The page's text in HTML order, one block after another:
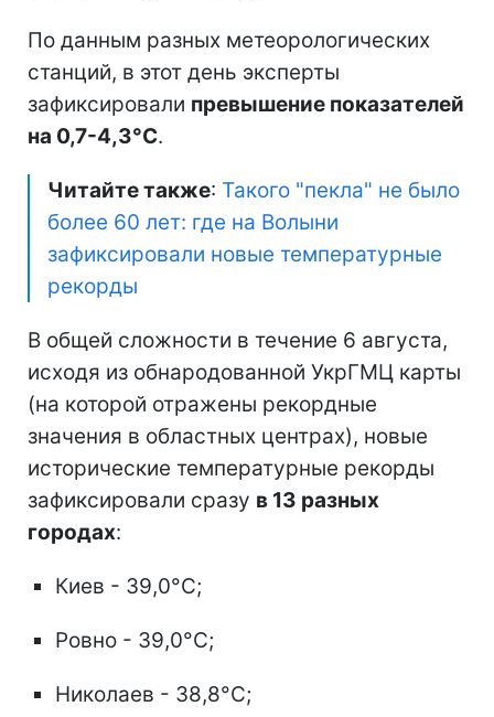
По данным разных метеорологических
станций, в этот день эксперты
зафиксировали превышение показателей
на 0,7-4,3°C.
Читайте также: Такого "пекла" не было
более 60 лет: где на Волыни
зафиксировали новые температурные
рекорды
В общей сложности в течение 6 августа,
исходя из обнародованной УкрГМЦ карты
(на которой отражены рекордные
значения в областных центрах), новые
исторические температурные рекорды
зафиксировали сразу в 13 разных
городах:
Киев - 39,0°C;
Ровно - 39,0°C;
Николаев - 38,8°C;